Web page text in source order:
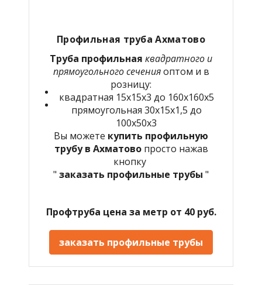
Профильная труба Ахматово
Труба профильная квадратного и
прямоугольного сеченияоптом и в
розницу:
квадратная 15х15х3 до 160х160х5
прямоугольная 30х15х1,5 до
100х50х3
Вы можете купить профильную
трубу в Ахматово просто нажав
кнопку
" заказать профильные трубы "
Профтруба цена за метр от 40 руб.
заказать профильные трубы